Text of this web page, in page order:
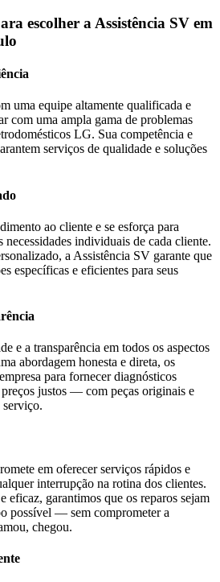
escolher a Assistência SV em
uma equipe altamente qualificada e
com uma ampla gama de problemas
LG. Sua competência e
serviços de qualidade e soluções
ao cliente e se esforça para
necessidades individuais de cada cliente.
a Assistência SV garante que
específicas e eficientes para seus
e a transparência em todos os aspectos
abordagem honesta e direta, os
para fornecer diagnósticos
preços justos — com peças originais e
serviço.
em oferecer serviços rápidos e
interrupção na rotina dos clientes.
eficaz, garantimos que os reparos sejam
possível — sem comprometer a
chegou.